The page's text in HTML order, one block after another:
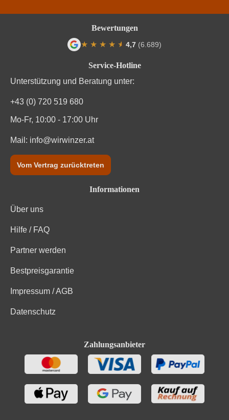
Traubenfarbe Rot
Service-Hotline
Unterstützung und Beratung unter:
+43 (0) 720 519 680
Mo-Fr, 10:00 - 17:00 Uhr
Mail: info@wirwinzer.at
Vom Vertrag zurücktreten
Informationen
Über uns
Hilfe / FAQ
Partner werden
Bestpreisgarantie
Impressum / AGB
Datenschutz
Zahlungsanbieter
Bewertungen
★ ★ ★ ★ ★
★ 4,7 (6.689)